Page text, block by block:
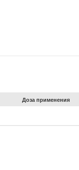
До­за при­ме­не­ния